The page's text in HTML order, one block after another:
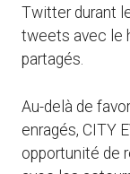
Twitter durant
tweets avec le
partagés.
Au-delà de
enragés, CITY
opportunité de